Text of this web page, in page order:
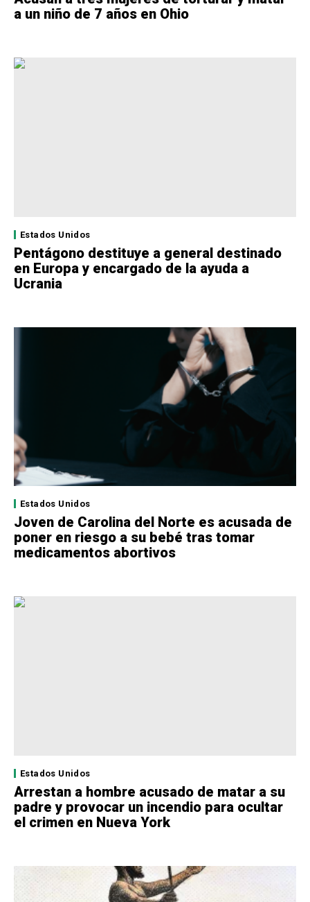
a un niño de 7 años en Ohio
Estados Unidos
Pentágono destituye a general destinado
en Europa y encargado de la ayuda a
Ucrania
Estados Unidos
Joven de Carolina del Norte es acusada de
poner en riesgo a su bebé tras tomar
medicamentos abortivos
Estados Unidos
Arrestan a hombre acusado de matar a su
padre y provocar un incendio para ocultar
el crimen en Nueva York